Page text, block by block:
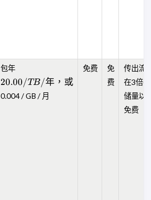
包年
/ TB
/
年，
20.00/TB/年，或
0.004 / GB / 月
免费
免
费
传出流
在3倍存
储量以
免费